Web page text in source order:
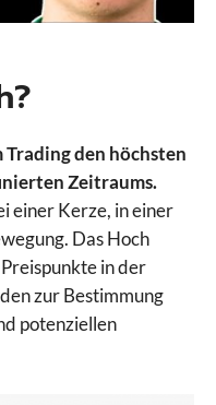
Trading den höchsten
Zeitraums.
einer Kerze, in einer
Das Hoch
in der
zur Bestimmung
potenziellen